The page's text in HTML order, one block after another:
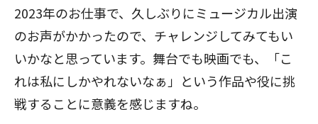
2023年のお仕事で、久しぶりにミュージカル出演
のお声がかかったので、チャレンジしてみてもい
いかなと思っています。舞台でも映画でも、「こ
れは私にしかやれないなぁ」という作品や役に挑
戦することに意義を感じますね。